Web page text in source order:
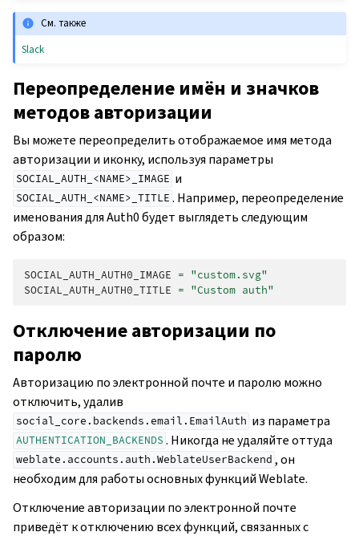
См. также
Slack
Переопределение имён и значков
методов авторизации
Вы можете переопределить отображаемое имя метода
авторизации и иконку, используя параметры
SOCIAL_AUTH_<NAME>_IMAGE и
SOCIAL_AUTH_<NAME>_TITLE . Например, переопределение
именования для Auth0 будет выглядеть следующим
образом:
SOCIAL_AUTH_AUTH0_IMAGE = "custom.svg"
SOCIAL_AUTH_AUTH0_TITLE = "Custom auth"
Отключение авторизации по
паролю
Авторизацию по электронной почте и паролю можно
отключить, удалив
social_core.backends.email.EmailAuth из параметра
AUTHENTICATION_BACKENDS . Никогда не удаляйте оттуда
weblate.accounts.auth.WeblateUserBackend , он
необходим для работы основных функций Weblate.
Отключение авторизации по электронной почте
приведёт к отключению всех функций, связанных с